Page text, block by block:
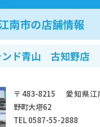
南市の店舗情報
ンド青山 古知野店
〒483-8215 愛知県江
野町大塔62
TEL 0587-55-2888